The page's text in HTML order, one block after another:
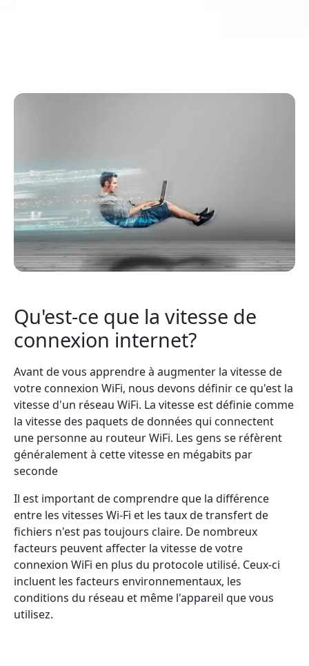
Qu'est-ce que la vitesse de
connexion internet?
Avant de vous apprendre à augmenter la vitesse de
votre connexion WiFi, nous devons définir ce qu'est la
vitesse d'un réseau WiFi. La vitesse est définie comme
la vitesse des paquets de données qui connectent
une personne au routeur WiFi. Les gens se réfèrent
généralement à cette vitesse en mégabits par
seconde
Il est important de comprendre que la différence
entre les vitesses Wi-Fi et les taux de transfert de
fichiers n'est pas toujours claire. De nombreux
facteurs peuvent affecter la vitesse de votre
connexion WiFi en plus du protocole utilisé. Ceux-ci
incluent les facteurs environnementaux, les
conditions du réseau et même l'appareil que vous
utilisez.